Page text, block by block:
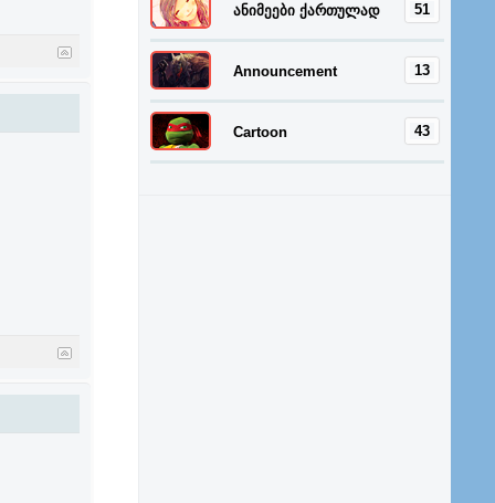
51
ანიმეები ქართულად
13
Announcement
43
Cartoon